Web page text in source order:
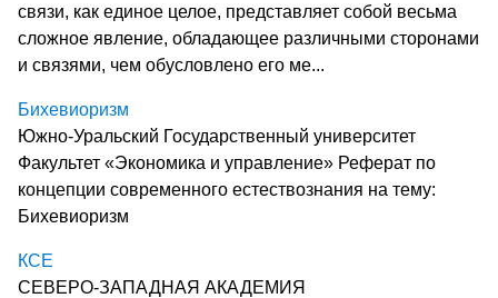
связи, как единое целое, представляет собой весьма
сложное явление, обладающее различными сторонами
и связями, чем обусловлено его ме...
Бихевиоризм
Южно-Уральский Государственный университет
Факультет «Экономика и управление» Реферат по
концепции современного естествознания на тему:
Бихевиоризм
КСЕ
СЕВЕРО-ЗАПАДНАЯ АКАДЕМИЯ